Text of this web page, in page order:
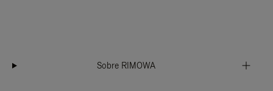
Sobre RIMOWA